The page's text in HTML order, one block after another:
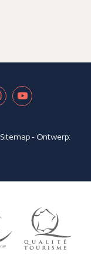
Sitemap- Ontwerp: